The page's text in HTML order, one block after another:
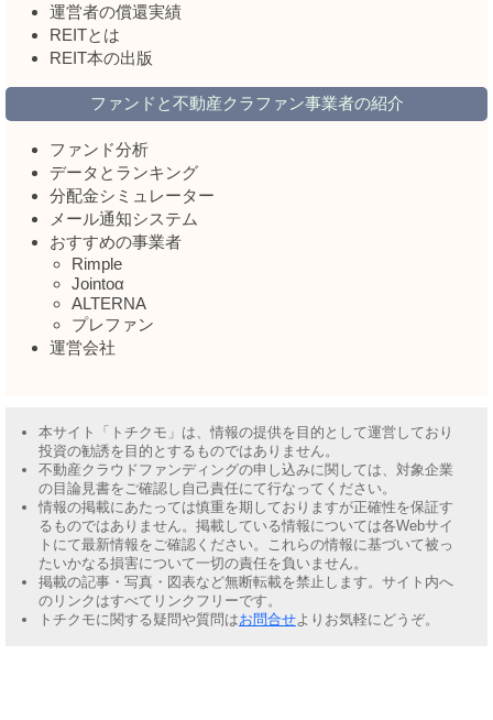
運営者の償還実績
REITとは
REIT本の出版
ファンドと不動産クラファン事業者の紹介
ファンド分析
データとランキング
分配金シミュレーター
メール通知システム
おすすめの事業者
Rimple
Jointoα
ALTERNA
プレファン
運営会社
本サイト「トチクモ」は、情報の提供を目的として運営しており
投資の勧誘を目的とするものではありません。
不動産クラウドファンディングの申し込みに関しては、対象企業
の目論見書をご確認し自己責任にて行なってください。
情報の掲載にあたっては慎重を期しておりますが正確性を保証す
るものではありません。掲載している情報については各Webサイ
トにて最新情報をご確認ください。これらの情報に基づいて被っ
たいかなる損害について一切の責任を負いません。
掲載の記事・写真・図表など無断転載を禁止します。サイト内へ
のリンクはすべてリンクフリーです。
トチクモに関する疑問や質問はお問合せよりお気軽にどうぞ。